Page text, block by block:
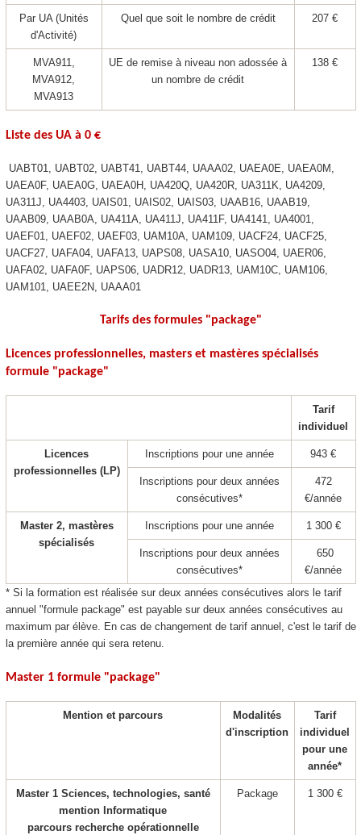
Par UA(Unités
d'Activité)
Quel que soit le nombre de crédit 207 €
MVA911,
MVA912,
MVA913
UE de remise à niveau non adossée à
un nombre de crédit
138 €
Liste des UAà 0 €
UABT01, UABT02, UABT41, UABT44, UAAA02, UAEA0E, UAEA0M,
UAEA0F, UAEA0G, UAEA0H, UA420Q, UA420R, UA311K, UA4209,
UA311J, UA4403, UAIS01, UAIS02, UAIS03, UAAB16, UAAB19,
UAAB09, UAAB0A, UA411A, UA411J, UA411F, UA4141, UA4001,
UAEF01, UAEF02, UAEF03, UAM10A, UAM109, UACF24, UACF25,
UACF27, UAFA04, UAFA13, UAPS08, UASA10, UASO04, UAER06,
UAFA02, UAFA0F, UAPS06, UADR12, UADR13, UAM10C, UAM106,
UAM101, UAEE2N, UAAA01­­
Tarifs des formules "package"
Licences professionnelles, masters et mastères spécialisés
formule "package"
Tarif
individuel
Licences
professionnelles (LP)
Inscriptions pour une année 943 €
Inscriptions pour deux années
consécutives*
472
€/année
Master 2, mastères
spécialisés
Inscriptions pour une année 1 300 €
Inscriptions pour deux années
consécutives*
650
€/année
* Si la formation est réalisée sur deux années consécutives alors le tarif
annuel "formule package" est payable sur deux années consécutives au
maximum par élève. En cas de changement de tarif annuel, c'est le tarif de
la première année qui sera retenu.
Master 1 formule "package"
Mention et parcours
Modalités
d'inscription
Tarif
individuel
pour une
année*
Master 1 Sciences, technologies, santé
mention Informatique
parcours recherche opérationnelle
Package 1 300 €